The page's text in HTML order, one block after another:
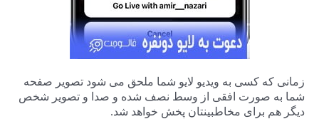
زمانی که کسی به ویدیو لایو شما ملحق می شود تصویر صفحه
شما به صورت افقی از وسط نصف شده و صدا و تصویر شخص
دیگر هم برای مخاطبینتان پخش خواهد شد.